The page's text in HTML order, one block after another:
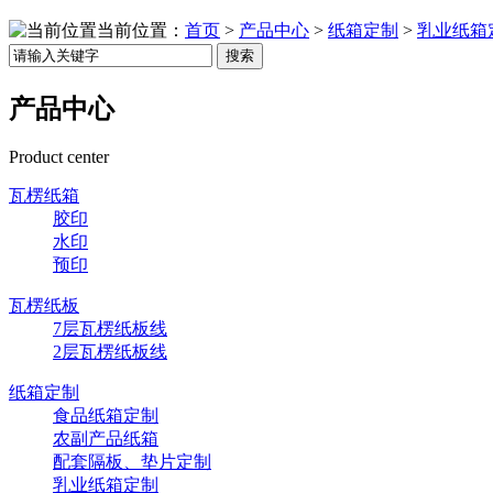
当前位置： 首页 > 产品中心 > 纸箱定制 > 乳业纸箱
搜索
产品中心
Product center
瓦楞纸箱
胶印
水印
预印
瓦楞纸板
7层瓦楞纸板线
2层瓦楞纸板线
纸箱定制
食品纸箱定制
农副产品纸箱
配套隔板、垫片定制
乳业纸箱定制